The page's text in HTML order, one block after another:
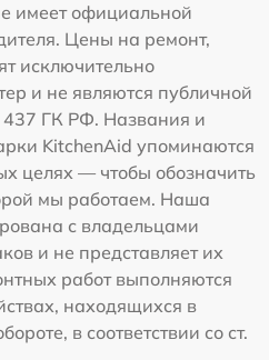
имеет официальной
Цены на ремонт,
исключительно
и не являются публичной
437 ГК РФ. Названия и
KitchenAid упоминаются
целях — чтобы обозначить
мы работаем. Наша
с владельцами
и не представляет их
работ выполняются
находящихся в
в соответствии со ст.